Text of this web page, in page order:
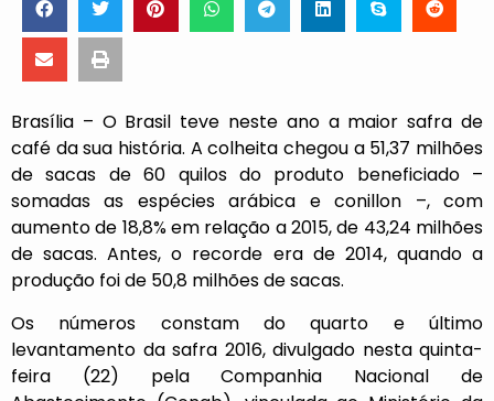
Brasília – O Brasil teve neste ano a maior safra de
café da sua história. A colheita chegou a 51,37 milhões
de sacas de 60 quilos do produto beneficiado –
somadas as espécies arábica e conillon –, com
aumento de 18,8% em relação a 2015, de 43,24 milhões
de sacas. Antes, o recorde era de 2014, quando a
produção foi de 50,8 milhões de sacas.
Os números constam do quarto e último
levantamento da safra 2016, divulgado nesta quinta-
feira (22) pela Companhia Nacional de